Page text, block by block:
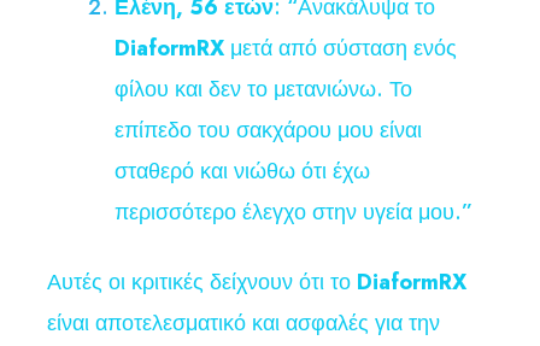
Ελένη, 56 ετών: “Ανακάλυψα το
DiaformRX μετά από σύσταση ενός
φίλου και δεν το μετανιώνω. Το
επίπεδο του σακχάρου μου είναι
σταθερό και νιώθω ότι έχω
περισσότερο έλεγχο στην υγεία μου.”
Αυτές οι κριτικές δείχνουν ότι το DiaformRX
είναι αποτελεσματικό και ασφαλές για την